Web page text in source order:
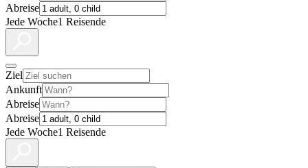
Abreise
Jede Woche1 Reisende
Ziel
Ankunft
Abreise
Abreise
Jede Woche1 Reisende